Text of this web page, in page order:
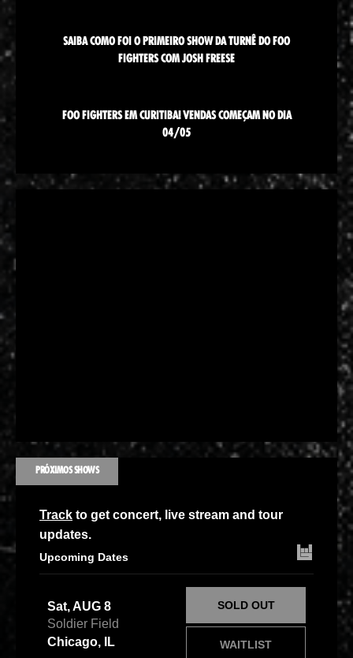
SAIBA COMO FOI O PRIMEIRO SHOW DA TURNÊ DO FOO
FIGHTERS COM JOSH FREESE
FOO FIGHTERS EM CURITIBA! VENDAS COMEÇAM NO DIA
04/05
PRÓXIMOS SHOWS
Track to get concert, live stream and tour
updates.
Upcoming Dates
Sat, AUG 8
Soldier Field
Chicago, IL
WAITLIST
SOLD OUT